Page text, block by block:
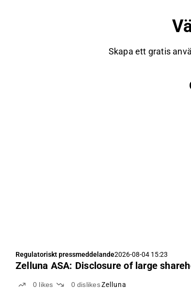
Skapa ett gratis
Regulatoriskt pressmeddelande2026-08-04 15:23
Zelluna ASA: Disclosure of large
0 likes 0 dislikesZelluna